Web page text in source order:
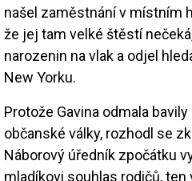
našel zaměstnání v místním
že jej tam velké štěstí
narozenin na vlak a odjel
New Yorku.
Protože Gavina odmala
občanské války, rozhodl se
Náborový úředník zpočátku
mladíkovi souhlas rodičů, ten